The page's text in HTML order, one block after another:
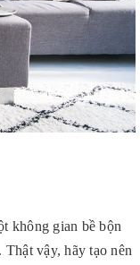
không gian bề bộn
vậy, hãy tạo nên